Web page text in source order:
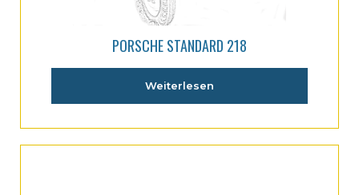
PORSCHE STANDARD 218
Weiterlesen